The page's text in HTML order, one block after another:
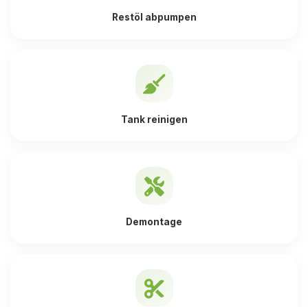
Restöl abpumpen
Tank reinigen
Demontage